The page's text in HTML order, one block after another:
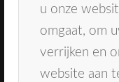
u onze
omgaat, om
verrijken en
website aan
Direct naar